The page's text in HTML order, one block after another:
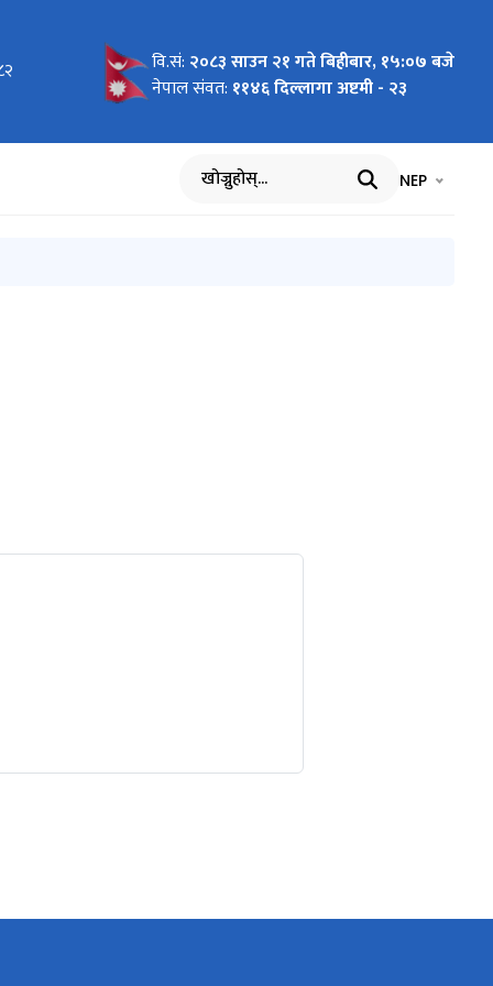
वि.सं: २०८३ साउन २१ गते बिहीबार, १५:०७ बजे
नेपाल संवत: ११४६ दिल्लागा अष्टमी - २३
खोज्नुहोस् भाषा चयन
NEP